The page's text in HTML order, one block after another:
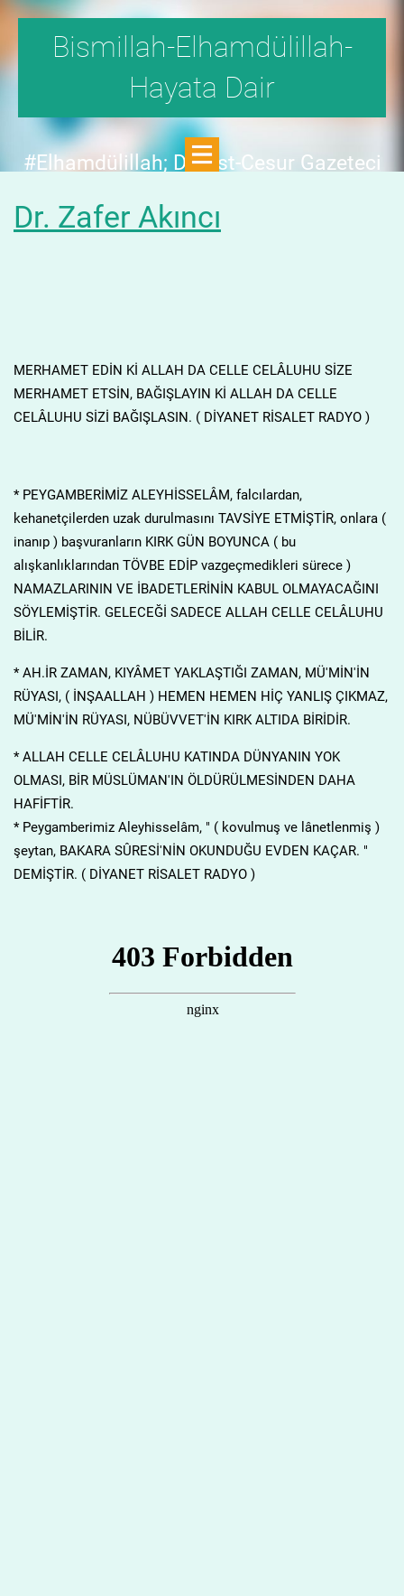
Bismillah-Elhamdülillah-
Hayata Dair
#Elhamdülillah; Dürüst-Cesur Gazeteci
Dergisi,fetö tehlikesini SAYFA SAYFA
Dr. Zafer Akıncı
MERHAMET EDİN Kİ ALLAH DA CELLE CELÂLUHU SİZE
MERHAMET ETSİN, BAĞIŞLAYIN Kİ ALLAH DA CELLE
CELÂLUHU SİZİ BAĞIŞLASIN. ( DİYANET RİSALET RADYO )
* PEYGAMBERİMİZ ALEYHİSSELÂM, falcılardan,
kehanetçilerden uzak durulmasını TAVSİYE ETMİŞTİR, onlara (
inanıp ) başvuranların KIRK GÜN BOYUNCA ( bu
alışkanlıklarından TÖVBE EDİP vazgeçmedikleri sürece )
NAMAZLARININ VE İBADETLERİNİN KABUL OLMAYACAĞINI
SÖYLEMİŞTİR. GELECEĞİ SADECE ALLAH CELLE CELÂLUHU
BİLİR.
* AH.İR ZAMAN, KIYÂMET YAKLAŞTIĞI ZAMAN, MÜ'MİN'İN
RÜYASI, ( İNŞAALLAH ) HEMEN HEMEN HİÇ YANLIŞ ÇIKMAZ,
MÜ'MİN'İN RÜYASI, NÜBÜVVET'İN KIRK ALTIDA BİRİDİR.
* ALLAH CELLE CELÂLUHU KATINDA DÜNYANIN YOK
OLMASI, BİR MÜSLÜMAN'IN ÖLDÜRÜLMESİNDEN DAHA
HAFİFTİR.
* Peygamberimiz Aleyhisselâm, " ( kovulmuş ve lânetlenmiş )
şeytan, BAKARA SÛRESİ'NİN OKUNDUĞU EVDEN KAÇAR. "
DEMİŞTİR. ( DİYANET RİSALET RADYO )